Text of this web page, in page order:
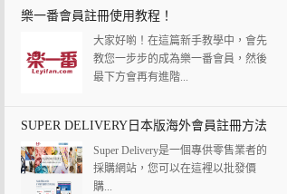
標籤： 蜂蜜蛋糕
堂
下午茶
樂一番會員註冊使用教程！
大家好喲！在這篇新手教學中，會先
教您一步步的成為樂一番會員，然後
最下方會再有進階...
SUPER DELIVERY日本版海外會員註冊方法
Super Delivery是一個專供零售業者的
採購網站，您可以在這裡以批發價
購...